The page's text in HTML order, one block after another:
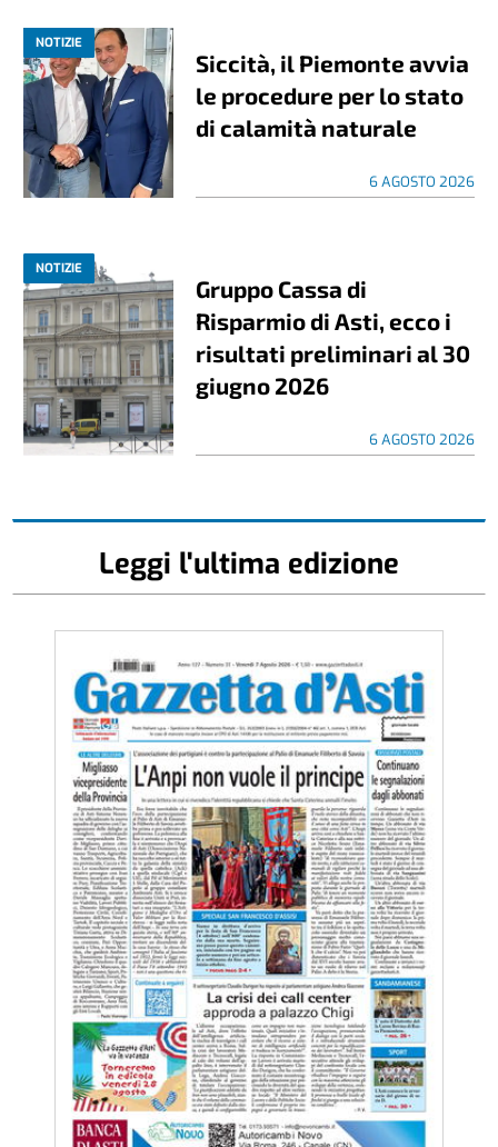
NOTIZIE
Siccità, il Piemonte avvia
le procedure per lo stato
di calamità naturale
6 AGOSTO 2026
NOTIZIE
Gruppo Cassa di
Risparmio di Asti, ecco i
risultati preliminari al 30
giugno 2026
6 AGOSTO 2026
Leggi l'ultima edizione